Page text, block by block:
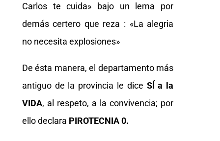
Carlos te cuida» bajo un lema por
demás certero que reza : «La alegria
no necesita explosiones»
De ésta manera, el departamento más
antiguo de la provincia le dice SÍ a la
VIDA, al respeto, a la convivencia; por
ello declara PIROTECNIA 0.